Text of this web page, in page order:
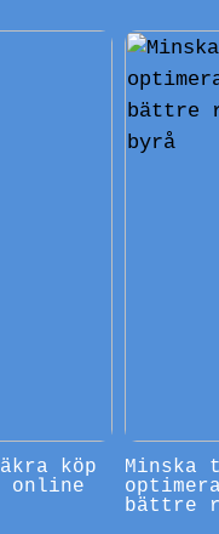
köp
online
Minska
bättre